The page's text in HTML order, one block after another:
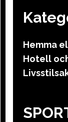
Hemma
Hotell